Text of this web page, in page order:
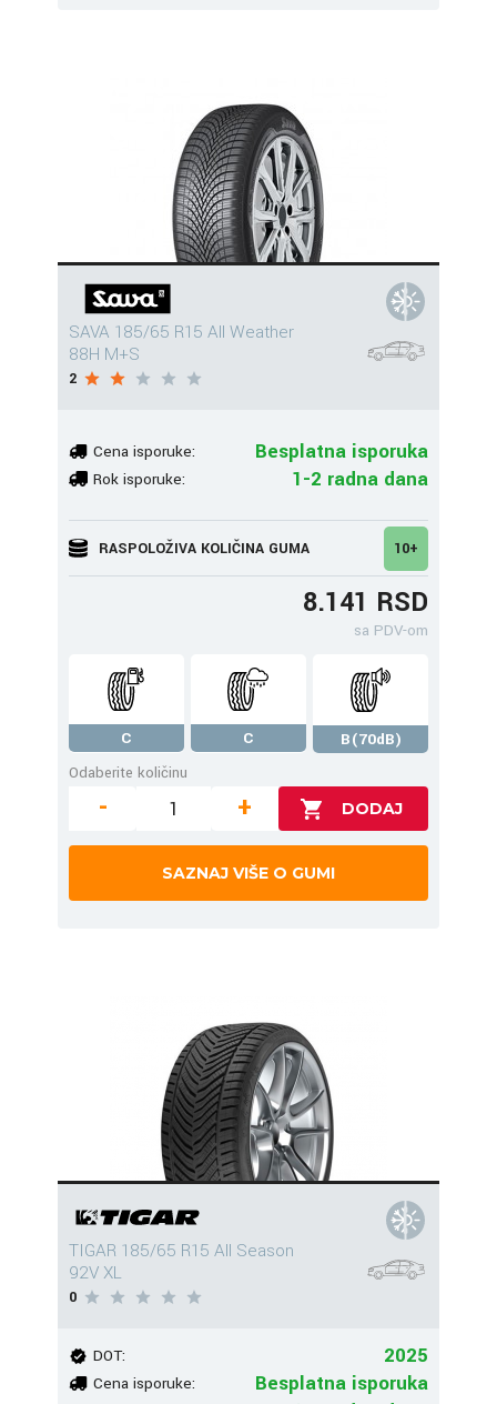
SAVA 185/65 R15 All Weather
88H M+S
2
Cena isporuke: Besplatna isporuka
Rok isporuke: 1-2 radna dana
RASPOLOŽIVA KOLIČINA GUMA 10+
8.141 RSD
sa PDV-om
C C
B(70dB)
Odaberite količinu
- +
SAZNAJ VIŠE O GUMI
TIGAR 185/65 R15 All Season
92V XL
0
DOT: 2025
Cena isporuke: Besplatna isporuka